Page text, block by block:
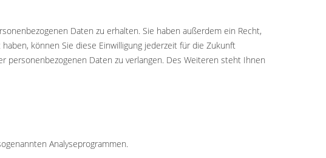
Daten zu erhalten. Sie haben außerdem ein Recht,
können Sie diese Einwilligung jederzeit für die Zukunft
personenbezogenen Daten zu verlangen. Des Weiteren steht Ihnen
Analyseprogrammen.